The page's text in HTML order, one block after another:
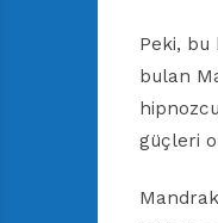
Peki, bu
bulan
güçleri